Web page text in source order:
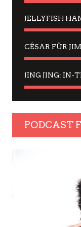
PODCAST